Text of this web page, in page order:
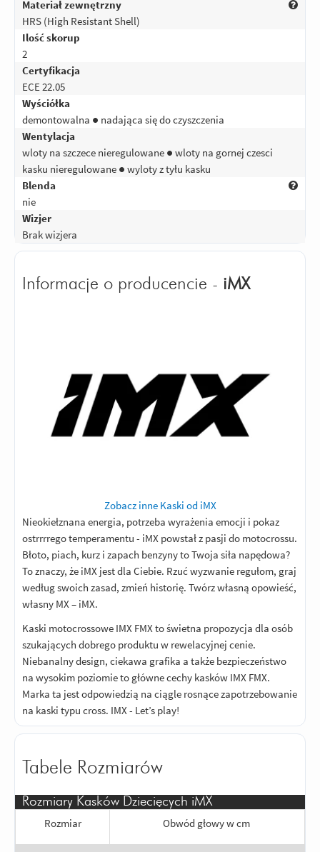
Materiał zewnętrzny
HRS (High Resistant Shell)
Ilość skorup
2
Certyfikacja
ECE 22.05
Wyściółka
demontowalna ● nadająca się do czyszczenia
Wentylacja
wloty na szczece nieregulowane ● wloty na gornej czesci
kasku nieregulowane ● wyloty z tyłu kasku
Blenda
nie
Wizjer
Brak wizjera
Informacje o producencie - iMX
Zobacz inne Kaski od iMX
Nieokiełznana energia, potrzeba wyrażenia emocji i pokaz
ostrrrrego temperamentu - iMX powstał z pasji do motocrossu.
Błoto, piach, kurz i zapach benzyny to Twoja siła napędowa?
To znaczy, że iMX jest dla Ciebie. Rzuć wyzwanie regułom, graj
według swoich zasad, zmień historię. Twórz własną opowieść,
własny MX – iMX.
Kaski motocrossowe IMX FMX to świetna propozycja dla osób
szukających dobrego produktu w rewelacyjnej cenie.
Niebanalny design, ciekawa grafika a także bezpieczeństwo
na wysokim poziomie to główne cechy kasków IMX FMX.
Marka ta jest odpowiedzią na ciągle rosnące zapotrzebowanie
na kaski typu cross. IMX - Let’s play!
Tabele Rozmiarów
Rozmiary Kasków Dziecięcych iMX
Rozmiar
Obwód głowy w cm